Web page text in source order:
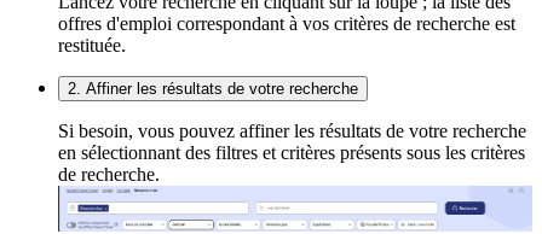
offres d'emploi correspondant à vos critères de recherche est
restituée.
2. Affiner les résultats de votre recherche
Si besoin, vous pouvez affiner les résultats de votre recherche
en sélectionnant des filtres et critères présents sous les critères
de recherche.